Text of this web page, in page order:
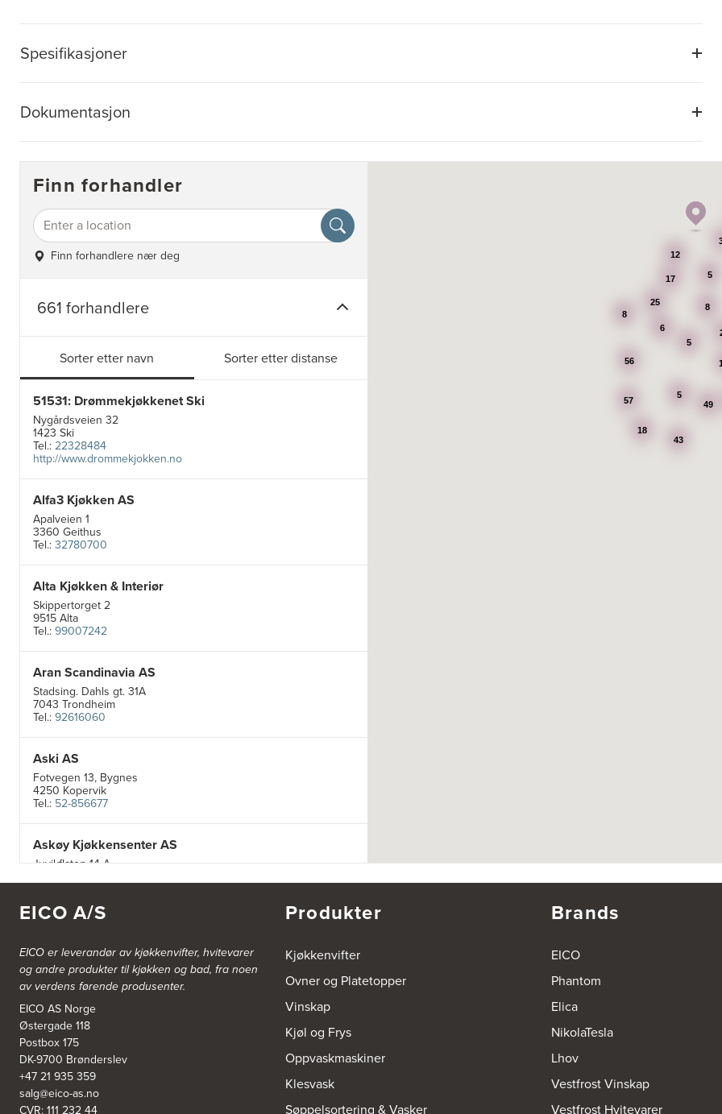
Spesifikasjoner
Dokumentasjon
Finn forhandler
Finn forhandlere nær deg
661 forhandlere
Sorter etter navn Sorter etter distanse
51531: Drømmekjøkkenet Ski
Nygårdsveien 32
1423 Ski
Tel.:22328484
http://www.drommekjokken.no
Alfa3 Kjøkken AS
Apalveien 1
3360 Geithus
Tel.:32780700
Alta Kjøkken & Interiør
Skippertorget 2
9515 Alta
Tel.:99007242
Aran Scandinavia AS
Stadsing. Dahls gt. 31A
7043 Trondheim
Tel.:92616060
Aski AS
Fotvegen 13, Bygnes
4250 Kopervik
Tel.: 52-856677
Askøy Kjøkkensenter AS
Juvikflaten 14 A
https://jke-design.com/no/butikk/jke-askoey
Aurland Elektriske AS
Odden 10 A
5745 Aurland
Tel.:57-633463
Bekkestua kjøkkenstudio as
Gamle Ringeriksvei 32
1357 Bekkestua
Tel.:99228877
49
56
57
25
12
43
6
5
8
18
5
17 5
8
EICO A/S
EICO er leverandør av kjøkkenvifter, hvitevarer
og andre produkter til kjøkken og bad, fra noen
av verdens førende produsenter.
EICO AS Norge
Østergade 118
Postbox 175
DK-9700 Brønderslev
+47 21 935 359
salg@eico-as.no
Produkter
Kjøkkenvifter
Ovner og Platetopper
Vinskap
Kjøl og Frys
Oppvaskmaskiner
Klesvask
Søppelsortering & Vasker
Brands
EICO
Phantom
Elica
NikolaTesla
Lhov
Vestfrost Vinskap
Vestfrost Hvitevarer